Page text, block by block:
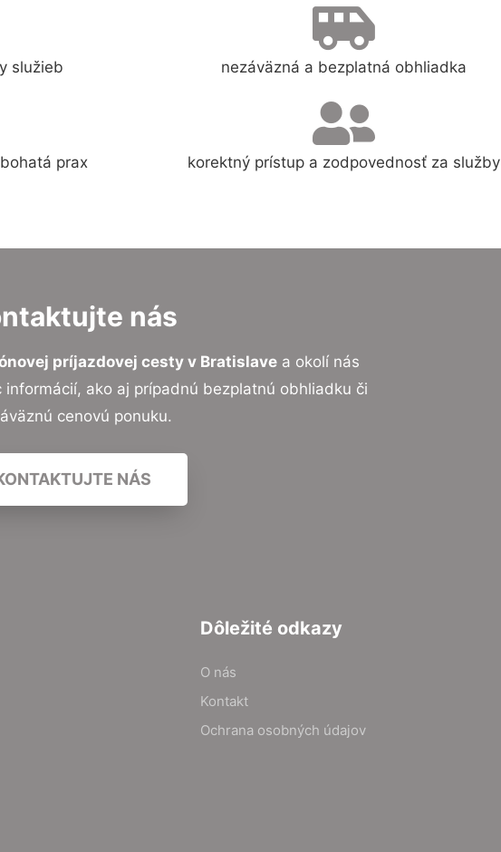
služieb nezáväzná a bezplatná obhliadka
prax korektný prístup a zodpovednosť za služby
nás
príjazdovej cesty v Bratislave a okolí nás
ako aj prípadnú bezplatnú obhliadku či
cenovú ponuku.
NÁS
Dôležité odkazy
O nás
Kontakt
Ochrana osobných údajov